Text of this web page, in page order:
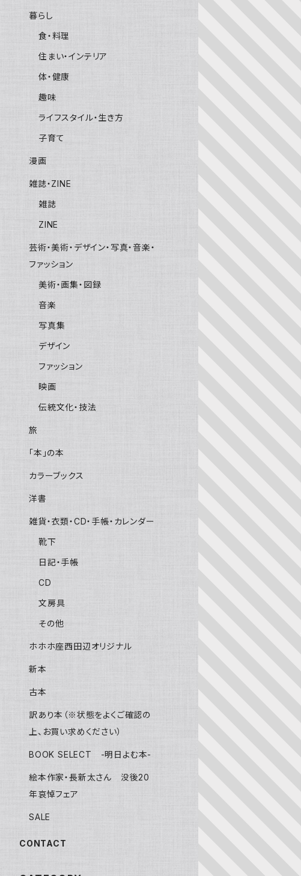
暮らし
食・料理
住まい・インテリア
体・健康
趣味
ライフスタイル・生き方
子育て
漫画
雑誌・ZINE
雑誌
ZINE
芸術・美術・デザイン・写真・音楽・
ファッション
美術・画集・図録
音楽
写真集
デザイン
ファッション
映画
伝統文化・技法
旅
「本」の本
カラーブックス
洋書
雑貨・衣類・CD・手帳・カレンダー
靴下
日記・手帳
CD
文房具
その他
ホホホ座西田辺オリジナル
新本
古本
訳あり本（※状態をよくご確認の
上、お買い求めください）
BOOK SELECT -明日よむ本-
絵本作家・長新太さん 没後20
年哀悼フェア
SALE
CONTACT